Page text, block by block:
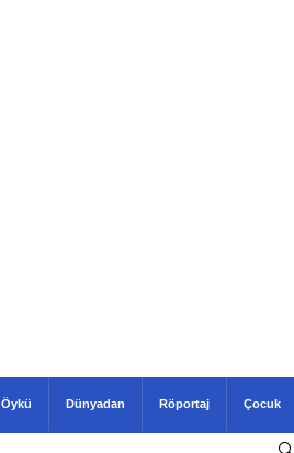
Öykü Dünyadan Röportaj Çocuk